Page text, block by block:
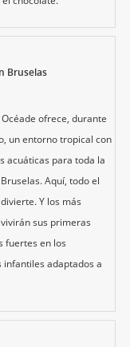
Bruselas
Océade ofrece, durante
un entorno tropical con
acuáticas para toda la
Aquí, todo el
Y los más
sus primeras
fuertes en los
infantiles adaptados a